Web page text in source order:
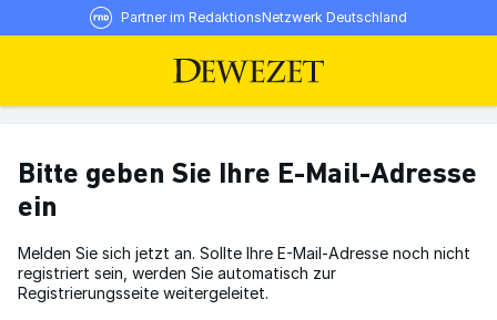
Partner im RedaktionsNetzwerk Deutschland
Bitte geben Sie Ihre E-Mail-Adresse
ein
Melden Sie sich jetzt an. Sollte Ihre E-Mail-Adresse noch nicht
registriert sein, werden Sie automatisch zur
Registrierungsseite weitergeleitet.